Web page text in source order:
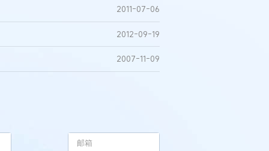
2011-07-06
2012-09-19
2007-11-09